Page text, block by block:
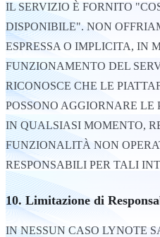
IL SERVIZIO È FORNITO
DISPONIBILE". NON
ESPRESSA O IMPLICITA, IN
FUNZIONAMENTO DEL
RICONOSCE CHE LE
POSSONO AGGIORNARE LE
IN QUALSIASI MOMENTO,
FUNZIONALITÀ NON
RESPONSABILI PER TALI
10. Limitazione di
IN NESSUN CASO LYNOTE